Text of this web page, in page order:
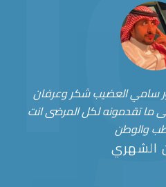
سامي العضيب شكر وعرفان
ما تقدمونه لكل المرضى انت
والوطن
الشهري